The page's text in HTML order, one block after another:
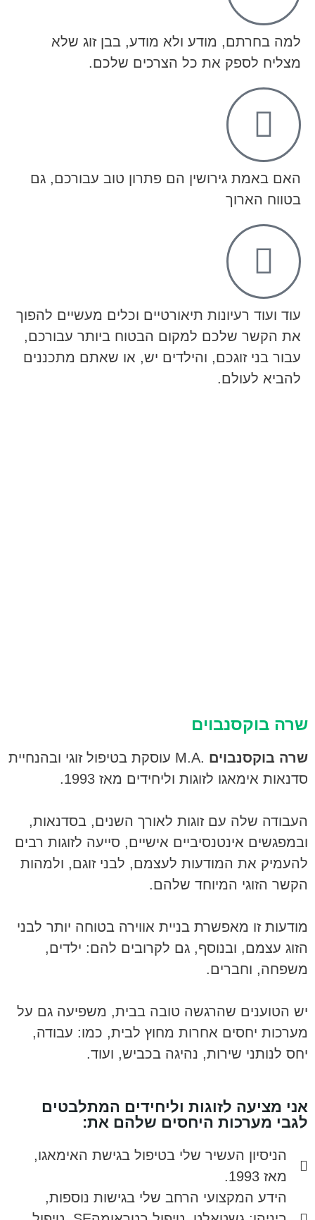
למה בחרתם, מודע ולא מודע, בבן זוג שלא
מצליח לספק את כל הצרכים שלכם.
האם באמת גירושין הם פתרון טוב עבורכם, גם
בטווח הארוך
עוד ועוד רעיונות תיאורטיים וכלים מעשיים להפוך
את הקשר שלכם למקום הבטוח ביותר עבורכם,
עבור בני זוגכם, והילדים יש, או שאתם מתכננים
להביא לעולם.
שרה בוקסנבוים
שרה בוקסנבוים
.M.A עוסקת בטיפול זוגי ובהנחיית
סדנאות אימאגו לזוגות וליחידים מאז 1993.
העבודה שלה עם זוגות לאורך השנים, בסדנאות,
ובמפגשים אינטנסיביים אישיים, סייעה לזוגות רבים
להעמיק את המודעות לעצמם, לבני זוגם, ולמהות
הקשר הזוגי המיוחד שלהם.
מודעות זו מאפשרת בניית אווירה בטוחה יותר לבני
הזוג עצמם, ובנוסף, גם לקרובים להם: ילדים,
משפחה, וחברים.
יש הטוענים שהרגשה טובה בבית, משפיעה גם על
מערכות יחסים אחרות מחוץ לבית, כמו: עבודה,
יחס לנותני שירות, נהיגה בכביש, ועוד.
אני מציעה לזוגות וליחידים המתלבטים
לגבי מערכות היחסים שלהם את:
הניסיון העשיר שלי בטיפול בגישת האימאגו,
מאז 1993.
הידע המקצועי הרחב שלי בגישות נוספות,